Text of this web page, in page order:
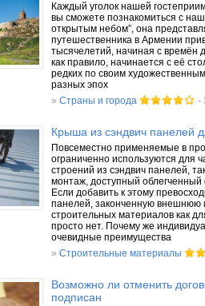
Каждый уголок нашей
вы сможете познакомиться с
открытым небом”, она
путешественника в Армении
тысячелетий, начиная с времён
как правило, начинается с её
редких по своим
разных эпох
» Страны и города -
Крыша из сэндвич панелей
Повсеместно применяемые в
ограниченно используются для
строений из сэндвич панелей,
монтаж, доступный
Если добавить к этому
панелей, законченную внешнюю
строительных материалов как
просто нет. Почему же
очевидные преимущества
» Строительные материалы
Возможно ли отменить
подписан